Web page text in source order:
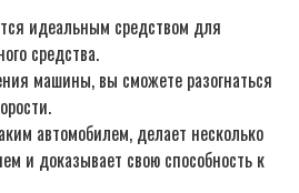
идеальным средством для
средства.
машины, вы сможете разогнаться
автомобилем, делает несколько
и доказывает свою способность к